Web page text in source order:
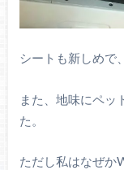
シートも新しめで
また、地味にペッ
た。
ただし私はなぜか